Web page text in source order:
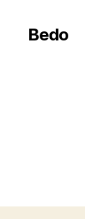
Bedo